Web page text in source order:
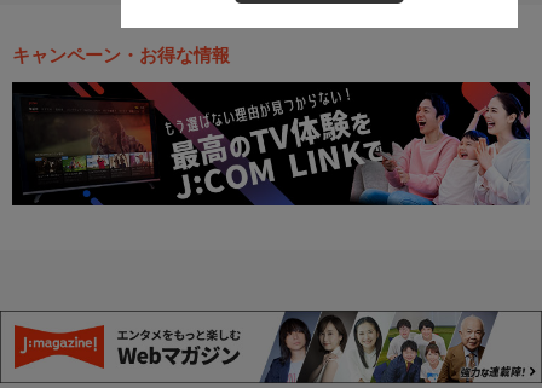
キャンペーン・お得な情報